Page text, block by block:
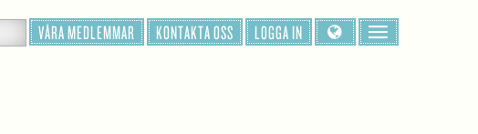
VÅRA MEDLEMMAR KONTAKTA OSS LOGGA IN